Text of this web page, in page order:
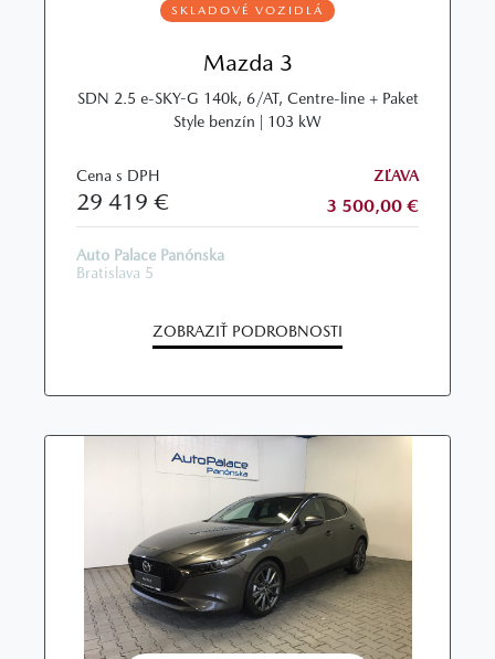
SKLADOVÉ VOZIDLÁ
Mazda 3
SDN 2.5 e-SKY-G 140k, 6/AT, Centre-line + Paket
Style benzín | 103 kW
Cena s DPH
29 419 €
ZĽAVA
3 500,00 €
Auto Palace Panónska
Bratislava 5
ZOBRAZIŤ PODROBNOSTI